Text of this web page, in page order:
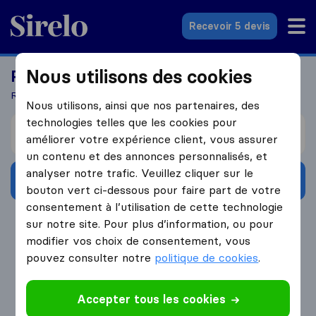
Sirelo.fr
Recevoir 5 devis
Prêts à déménager à l'étranger?
Recevez 5 devis en seulement 3 étapes
Je déménage de
Obtenir devis gratuits
4.3 793 Avis Google
Nous utilisons des cookies
Nous utilisons, ainsi que nos partenaires, des
technologies telles que les cookies pour
améliorer votre expérience client, vous assurer
un contenu et des annonces personnalisés, et
analyser notre trafic. Veuillez cliquer sur le
bouton vert ci-dessous pour faire part de votre
consentement à l’utilisation de cette technologie
sur notre site. Pour plus d’information, ou pour
modifier vos choix de consentement, vous
pouvez consulter notre politique de cookies.
Accepter tous les cookies